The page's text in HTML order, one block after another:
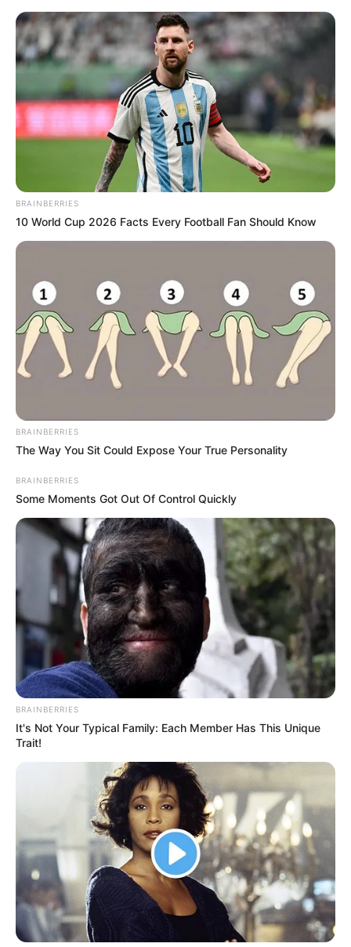
BRAINBERRIES
10 World Cup 2026 Facts Every Football Fan Should Know
BRAINBERRIES
The Way You Sit Could Expose Your True Personality
BRAINBERRIES
Some Moments Got Out Of Control Quickly
BRAINBERRIES
It's Not Your Typical Family: Each Member Has This Unique
Trait!